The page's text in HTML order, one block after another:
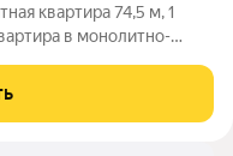
74,5 м, 1
в монолитно-
санузел и ванная